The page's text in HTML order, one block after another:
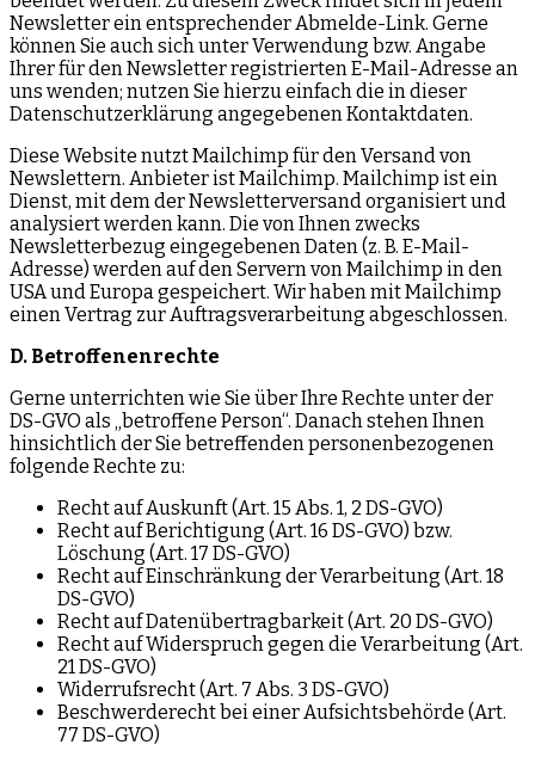
Newsletter ein entsprechender Abmelde-Link. Gerne
können Sie auch sich unter Verwendung bzw. Angabe
Ihrer für den Newsletter registrierten E-Mail-Adresse an
uns wenden; nutzen Sie hierzu einfach die in dieser
Datenschutzerklärung angegebenen Kontaktdaten.
Diese Website nutzt Mailchimp für den Versand von
Newslettern. Anbieter ist Mailchimp. Mailchimp ist ein
Dienst, mit dem der Newsletterversand organisiert und
analysiert werden kann. Die von Ihnen zwecks
Newsletterbezug eingegebenen Daten (z. B. E-Mail-
Adresse) werden auf den Servern von Mailchimp in den
USA und Europa gespeichert. Wir haben mit Mailchimp
einen Vertrag zur Auftragsverarbeitung abgeschlossen.
D. Betroffenenrechte
Gerne unterrichten wie Sie über Ihre Rechte unter der
DS-GVO als „betroffene Person“. Danach stehen Ihnen
hinsichtlich der Sie betreffenden personenbezogenen
folgende Rechte zu:
Recht auf Auskunft (Art. 15 Abs. 1, 2 DS-GVO)
Recht auf Berichtigung (Art. 16 DS-GVO) bzw.
Löschung (Art. 17 DS-GVO)
Recht auf Einschränkung der Verarbeitung (Art. 18
DS-GVO)
Recht auf Datenübertragbarkeit (Art. 20 DS-GVO)
Recht auf Widerspruch gegen die Verarbeitung (Art.
21 DS-GVO)
Widerrufsrecht (Art. 7 Abs. 3 DS-GVO)
Beschwerderecht bei einer Aufsichtsbehörde (Art.
77 DS-GVO)